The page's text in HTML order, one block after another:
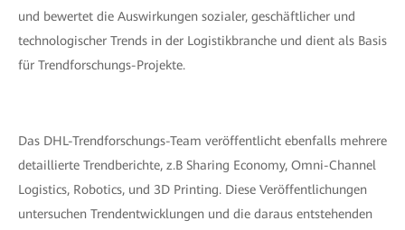
und bewertet die Auswirkungen sozialer, geschäftlicher und
technologischer Trends in der Logistikbranche und dient als Basis
für Trendforschungs-Projekte.
Das DHL-Trendforschungs-Team veröffentlicht ebenfalls mehrere
detaillierte Trendberichte, z.B Sharing Economy, Omni-Channel
Logistics, Robotics, und 3D Printing. Diese Veröffentlichungen
untersuchen Trendentwicklungen und die daraus entstehenden